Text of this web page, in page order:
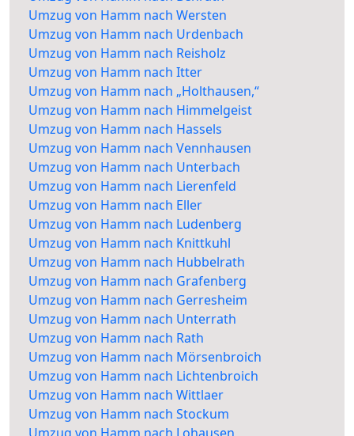
Umzug von Hamm nach Wersten
Umzug von Hamm nach Urdenbach
Umzug von Hamm nach Reisholz
Umzug von Hamm nach Itter
Umzug von Hamm nach „Holthausen,“
Umzug von Hamm nach Himmelgeist
Umzug von Hamm nach Hassels
Umzug von Hamm nach Vennhausen
Umzug von Hamm nach Unterbach
Umzug von Hamm nach Lierenfeld
Umzug von Hamm nach Eller
Umzug von Hamm nach Ludenberg
Umzug von Hamm nach Knittkuhl
Umzug von Hamm nach Hubbelrath
Umzug von Hamm nach Grafenberg
Umzug von Hamm nach Gerresheim
Umzug von Hamm nach Unterrath
Umzug von Hamm nach Rath
Umzug von Hamm nach Mörsenbroich
Umzug von Hamm nach Lichtenbroich
Umzug von Hamm nach Wittlaer
Umzug von Hamm nach Stockum